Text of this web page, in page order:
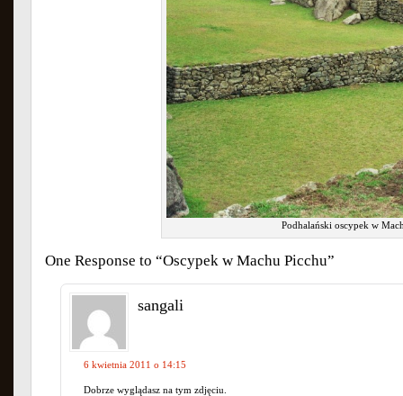
Podhalański oscypek w
One Response to “Oscypek w Machu Picchu”
sangali
6 kwietnia 2011 o 14:15
Dobrze wyglądasz na tym zdjęciu.